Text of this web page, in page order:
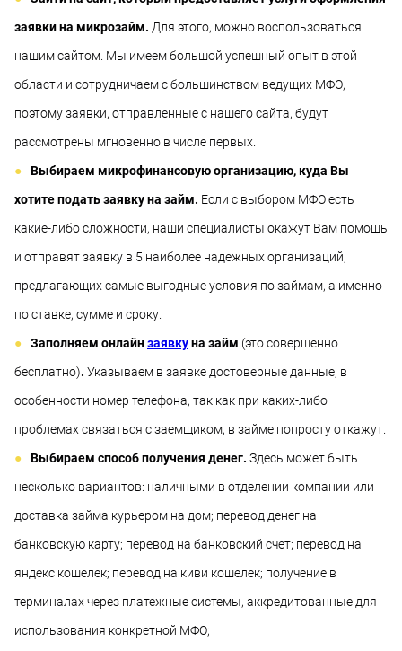
заявки на микрозайм. Для этого, можно воспользоваться
нашим сайтом. Мы имеем большой успешный опыт в этой
области и сотрудничаем с большинством ведущих МФО,
поэтому заявки, отправленные с нашего сайта, будут
рассмотрены мгновенно в числе первых.
Выбираем микрофинансовую организацию, куда Вы
хотите подать заявку на займ. Если с выбором МФО есть
какие-либо сложности, наши специалисты окажут Вам помощь
и отправят заявку в 5 наиболее надежных организаций,
предлагающих самые выгодные условия по займам, а именно
по ставке, сумме и сроку.
Заполняем онлайнзаявкуна займ (это совершенно
бесплатно). Указываем в заявке достоверные данные, в
особенности номер телефона, так как при каких-либо
проблемах связаться с заемщиком, в займе попросту откажут.
Выбираем способ получения денег. Здесь может быть
несколько вариантов: наличными в отделении компании или
доставка займа курьером на дом; перевод денег на
банковскую карту; перевод на банковский счет; перевод на
яндекс кошелек; перевод на киви кошелек; получение в
терминалах через платежные системы, аккредитованные для
использования конкретной МФО;